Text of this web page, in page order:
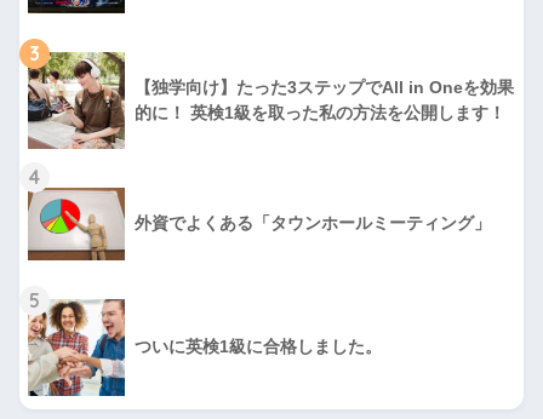
3
【独学向け】たった3ステップでAll in Oneを効果
的に！ 英検1級を取った私の方法を公開します！
4
外資でよくある「タウンホールミーティング」
5
ついに英検1級に合格しました。